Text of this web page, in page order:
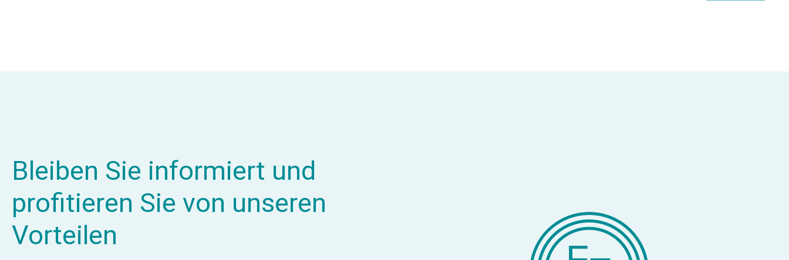
Bleiben Sie informiert und
profitieren Sie von unseren
Vorteilen